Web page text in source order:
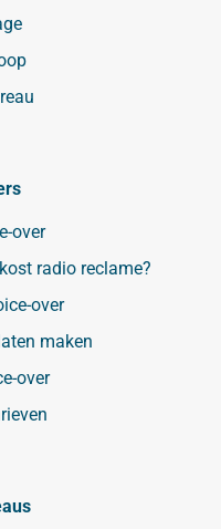
over
radio reclame?
over
maken
over